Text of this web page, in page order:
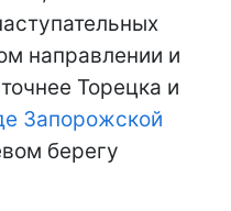
направлении и
Торецка и
Запорожской
берегу